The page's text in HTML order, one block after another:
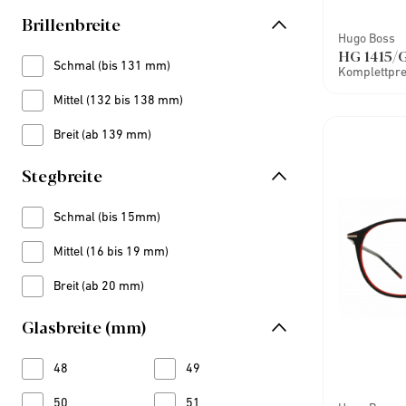
Brillenbreite
Schmal (bis 131 mm)
Refine by Brillenbreite: Schmal (bis 131 mm)
Mittel (132 bis 138 mm)
Refine by Brillenbreite: Mittel (132 bis 138 mm)
Breit (ab 139 mm)
Refine by Brillenbreite: Breit (ab 139 mm)
Stegbreite
Schmal (bis 15mm)
Refine by Stegbreite: Schmal (bis 15mm)
Mittel (16 bis 19 mm)
Refine by Stegbreite: Mittel (16 bis 19 mm)
Breit (ab 20 mm)
Refine by Stegbreite: Breit (ab 20 mm)
Glasbreite (mm)
48
Refine by Glasbreite (mm): 48
49
Refine by Glasbreite (mm): 49
50
Refine by Glasbreite (mm): 50
51
Refine by Glasbreite (mm): 51
Hugo Boss
HG 1415/